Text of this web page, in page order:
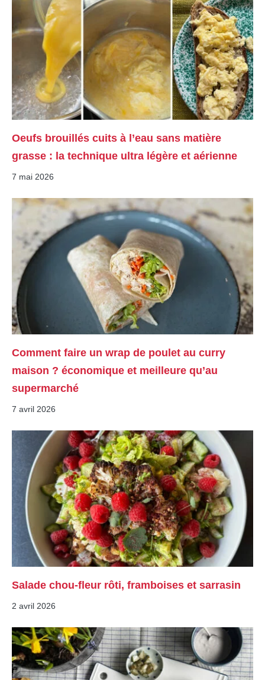
Oeufs brouillés cuits à l’eau sans matière
grasse : la technique ultra légère et aérienne
7 mai 2026
Comment faire un wrap de poulet au curry
maison ? économique et meilleure qu’au
supermarché
7 avril 2026
Salade chou-fleur rôti, framboises et sarrasin
2 avril 2026